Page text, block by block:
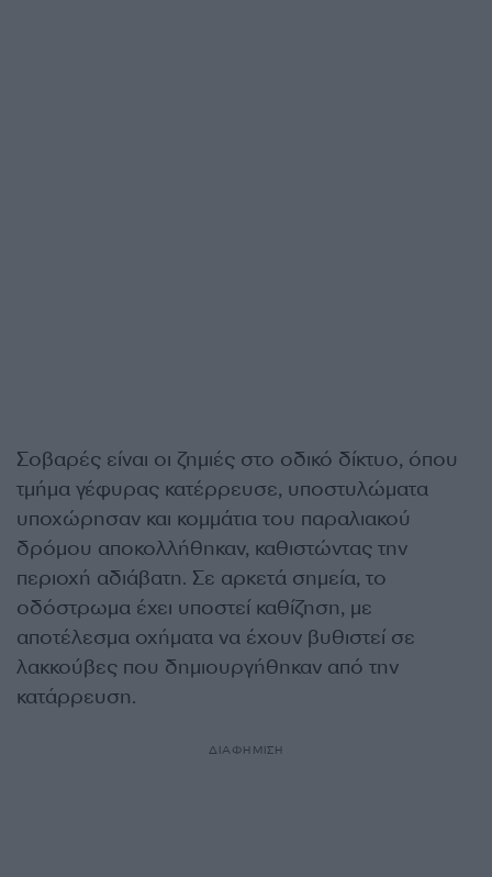
Σοβαρές είναι οι ζημιές στο οδικό δίκτυο, όπου
τμήμα γέφυρας κατέρρευσε, υποστυλώματα
υποχώρησαν και κομμάτια του παραλιακού
δρόμου αποκολλήθηκαν, καθιστώντας την
περιοχή αδιάβατη. Σε αρκετά σημεία, το
οδόστρωμα έχει υποστεί καθίζηση, με
αποτέλεσμα οχήματα να έχουν βυθιστεί σε
λακκούβες που δημιουργήθηκαν από την
κατάρρευση.
ΔΙΑΦΗΜΙΣΗ